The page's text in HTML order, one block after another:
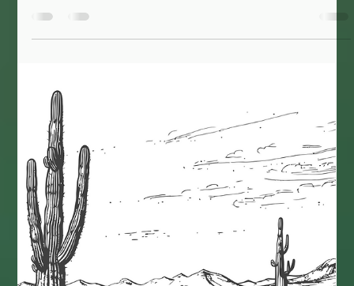
Cultural Significance
The corrido La Adelita has become one of the